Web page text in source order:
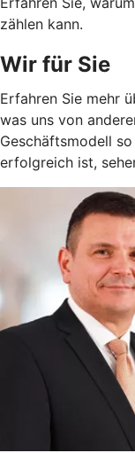
zählen kann.
Wir für Sie
Erfahren Sie mehr
was uns von
Geschäftsmodell
erfolgreich ist,